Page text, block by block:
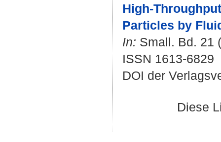
High-
Particles by
In: Small. Bd. 21
ISSN 1613-6829
DOI der
Diese